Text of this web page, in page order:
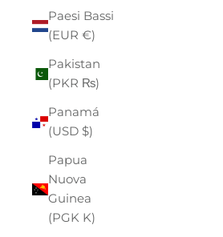
Paesi Bassi
(EUR €)
Pakistan
(PKR ₨)
Panamá
(USD $)
Papua
Nuova
Guinea
(PGK K)